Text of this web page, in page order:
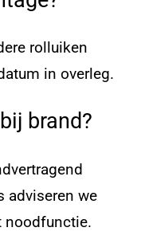
rolluiken
in overleg.
brand?
adviseren we
noodfunctie.